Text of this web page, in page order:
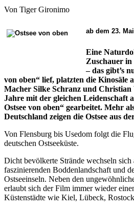
Von Tiger Gironimo
ab dem 23.
Eine
Zuschauer
– das gibt’s
von oben“ lief, platzten die Kinosäle
Macher Silke Schranz und Christian
Jahre mit der gleichen Leidenschaft
Ostsee von oben“ gearbeitet. Mehr
Deutschland zeigen die Ostsee aus
Von Flensburg bis Usedom folgt die
deutschen Ostseeküste.
Dicht bevölkerte Strände wechseln
faszinierenden Boddenlandschaft und
Ostseeinseln. Neben den
erlaubt sich der Film immer wieder
Küstenstädte wie Kiel, Lübeck,